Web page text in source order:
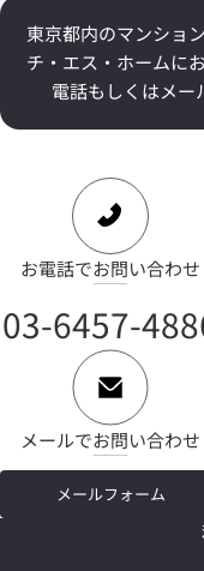
東京都内のマンショ
チ・エス・ホームに
電話もしくはメー
お電話でお問い合わせ
03-6457-
メールでお問い合わせ
メールフォーム